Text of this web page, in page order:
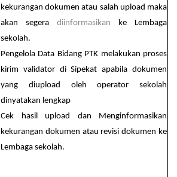
kekurangan dokumen atau salah upload maka
akan segera diinformasikan ke Lembaga
sekolah.
Pengelola Data Bidang PTK melakukan proses
kirim validator di Sipekat apabila dokumen
yang diupload oleh operator sekolah
dinyatakan lengkap
Cek hasil upload dan Menginformasikan
kekurangan dokumen atau revisi dokumen ke
Lembaga sekolah.